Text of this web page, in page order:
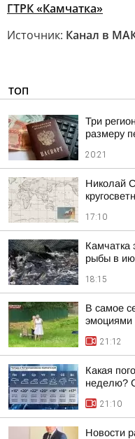
ГТРК «Камчатка»
Источник: Канал в
ТОП
Три
размеру
20:21
Николай
17:10
Камчатка
рыбы в
18:15
В самое
эмоциями
21:12
Какая
неделю?
21:10
Новости